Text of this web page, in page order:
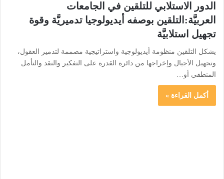
الدور الاستلابي للتلقين في الجامعات
العربيَّة:التلقين بوصفه أيديولوجيا تدميريَّة وقوة
تجهيل استلابيَّة
يشكل التلقين منظومة أيديولوجية واستراتيجية مصممة لتدمير العقول،
وتجهيل الأجيال وإخراجها من دائرة القدرة على التفكير والنقد والتأمل
المنطقي أو…
أكمل القراءة »